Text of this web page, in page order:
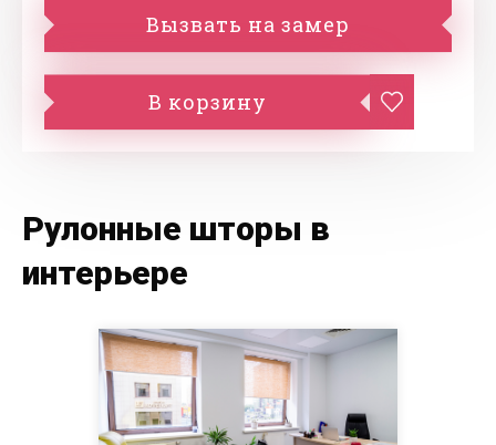
Вызвать на замер
В корзину
Рулонные шторы в
интерьере